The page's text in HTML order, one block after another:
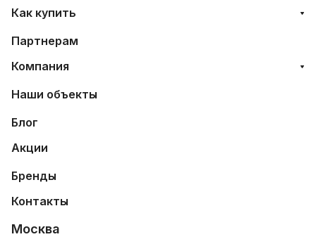
Как купить
Партнерам
Компания
Наши объекты
Блог
Акции
Бренды
Контакты
Москва